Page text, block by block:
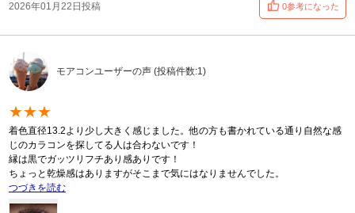
2026年01月22日投稿 0参考になった
モアコンユーザーの声 (投稿件数:1)
★★★
着色直径13.2より少し大きく感じました。他の方も書かれている通り自然な感
じのカラコンを探してる人は合わないです！
縁は黒でガッツリフチあり感ありです！
ちょっと乾燥感はありますがそこまで気にはなりませんでした。
つづきを読む